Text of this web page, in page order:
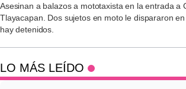
Asesinan a balazos a mototaxista en la entrada a
Tlayacapan. Dos sujetos en moto le dispararon
hay detenidos.
LO MÁS LEÍDO